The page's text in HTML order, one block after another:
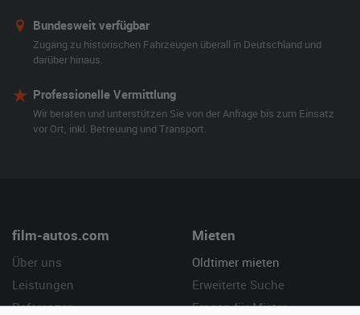
Bundesweit verfügbar
Zugang zu historischen Fahrzeugen überall in Deutschland und
darüber hinaus.
Professionelle Vermittlung
Wir beraten und unterstützen Sie von der Anfrage bis zum Einsatz
vor Ort, inkl. Betreuung und Transport.
film-autos.com
Über uns
Leistungen
Referenzen
Mieten
Oldtimer mieten
Erweiterte Suche
Fragen für Mieter